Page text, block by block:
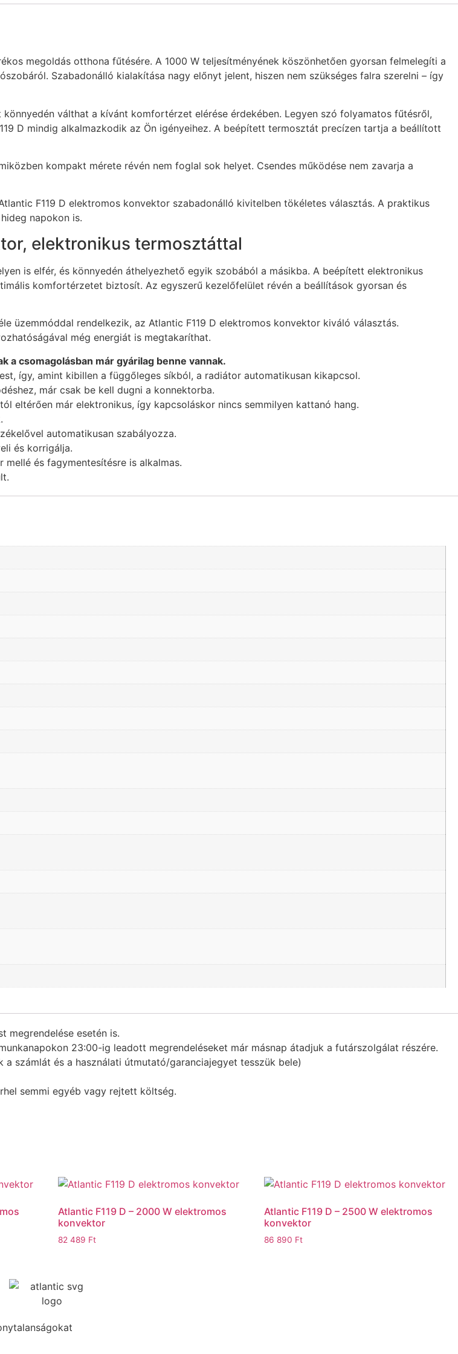
megoldás otthona fűtésére. A 1000 W teljesítményének köszönhetően gyorsan felmelegíti a
Szabadonálló kialakítása nagy előnyt jelent, hiszen nem szükséges falra szerelni – így
válthat a kívánt komfortérzet elérése érdekében. Legyen szó folyamatos fűtésről,
D mindig alkalmazkodik az Ön igényeihez. A beépített termosztát precízen tartja a beállított
kompakt mérete révén nem foglal sok helyet. Csendes működése nem zavarja a
F119 D elektromos konvektor szabadonálló kivitelben tökéletes választás. A praktikus
napokon is.
elektronikus termosztáttal
is elfér, és könnyedén áthelyezhető egyik szobából a másikba. A beépített elektronikus
komfortérzetet biztosít. Az egyszerű kezelőfelület révén a beállítások gyorsan és
üzemmóddal rendelkezik, az Atlantic F119 D elektromos konvektor kiváló választás.
még energiát is megtakaríthat.
a csomagolásban már gyárilag benne vannak.
így, amint kibillen a függőleges síkból, a radiátor automatikusan kikapcsol.
már csak be kell dugni a konnektorba.
eltérően már elektronikus, így kapcsoláskor nincs semmilyen kattanó hang.
automatikusan szabályozza.
és korrigálja.
és fagymentesítésre is alkalmas.
megrendelése esetén is.
23:00-ig leadott megrendeléseket már másnap átadjuk a futárszolgálat részére.
számlát és a használati útmutató/garanciajegyet tesszük bele)
semmi egyéb vagy rejtett költség.
Atlantic F119 D – 2000 W elektromos
konvektor
82 489 Ft
Atlantic F119 D – 2500 W elektromos
konvektor
86 890 Ft